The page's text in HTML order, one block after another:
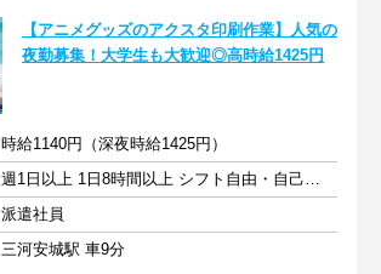
【アニメグッズのアクスタ印刷作業】人気の
夜勤募集！大学生も大歓迎◎高時給1425円
時給1140円（深夜時給1425円）
週1日以上 1日8時間以上 シフト自由・自己申告
派遣社員
三河安城駅 車9分